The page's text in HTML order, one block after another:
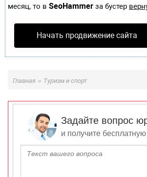
месяц, то в SeoHammer за бустер
Начать продвижение сайта
Главная » Туризм и спорт